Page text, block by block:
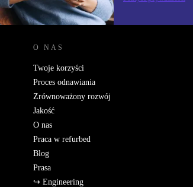
REFURBED POLSKA - RETHINK
O NAS
Twoje korzyści
Proces odnawiania
Zrównoważony rozwój
Jakość
O nas
Praca w refurbed
Blog
Prasa
↪ Engineering